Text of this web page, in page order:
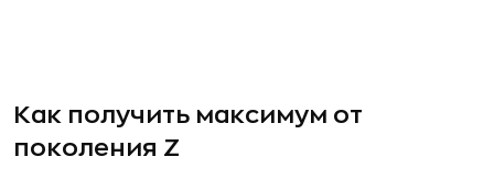
Как получить максимум от
поколения Z